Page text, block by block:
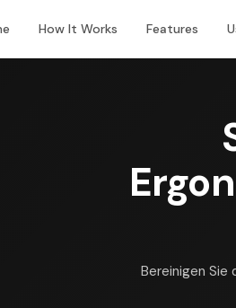
How It Works Features
Bereinigen Sie